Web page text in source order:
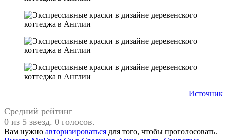
Источник
Средний рейтинг
0 из 5 звезд. 0 голосов.
Вам нужно авторизироваться для того, чтобы проголосовать.